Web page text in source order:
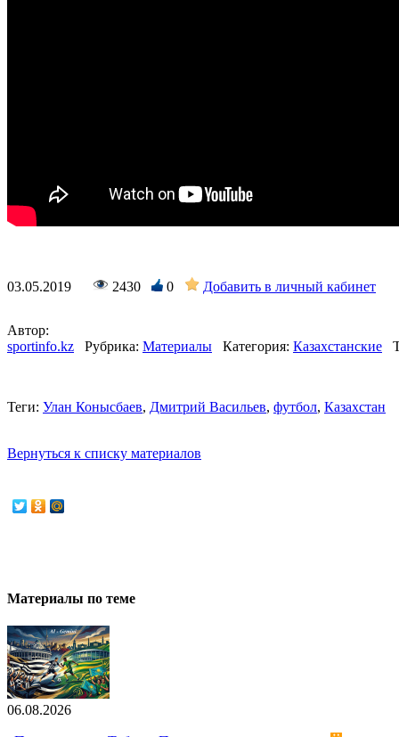
03.05.2019 2430 0 Добавить в личный кабинет
Автор:
sportinfo.kz
Рубрика: Материалы Категория: Казахстанские
Теги: Улан Конысбаев, Дмитрий Васильев, футбол, Казахстан
Вернуться к списку материалов
Материалы по теме
06.08.2026